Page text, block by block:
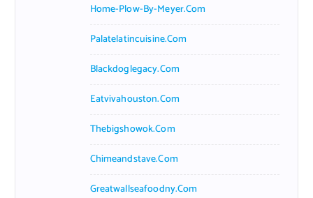
Home-Plow-By-Meyer.com
Palatelatincuisine.com
Blackdoglegacy.com
Eatvivahouston.com
Thebigshowok.com
Chimeandstave.com
Greatwallseafoodny.com